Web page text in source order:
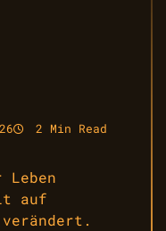
2 Min Read
auf